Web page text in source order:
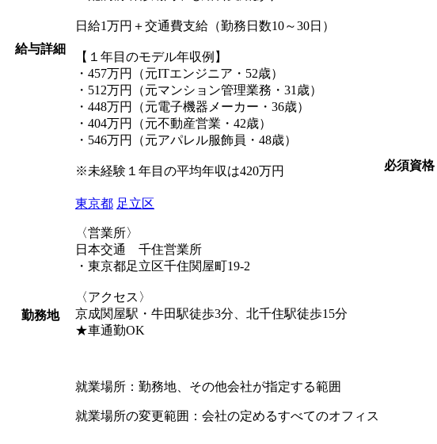
給与詳細
日給1万円＋交通費支給（勤務日数10～30日）
【１年目のモデル年収例】
・457万円（元ITエンジニア・52歳）
・512万円（元マンション管理業務・31歳）
・448万円（元電子機器メーカー・36歳）
・404万円（元不動産営業・42歳）
・546万円（元アパレル服飾員・48歳）
※未経験１年目の平均年収は420万円
勤務地
東京都 足立区
〈営業所〉
日本交通 千住営業所
・東京都足立区千住関屋町19-2
〈アクセス〉
京成関屋駅・牛田駅徒歩3分、北千住駅徒歩15分
★車通勤OK
就業場所：勤務地、その他会社が指定する範囲
就業場所の変更範囲：会社の定めるすべてのオフィス
必須資格